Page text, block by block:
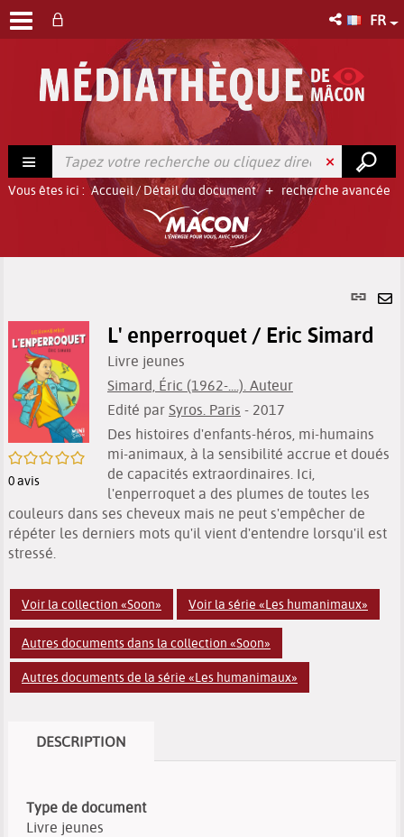
FR
recherche avancée
Vous êtes ici : Accueil/ Détail du document
Lien
/5
0avis
L' enperroquet / Eric Simard
Livre jeunes
Simard, Éric (1962-....). Auteur
Edité par Syros. Paris - 2017
Des histoires d'enfants-héros, mi-humains
mi-animaux, à la sensibilité accrue et doués
de capacités extraordinaires. Ici,
l'enperroquet a des plumes de toutes les
couleurs dans ses cheveux mais ne peut s'empêcher de
répéter les derniers mots qu'il vient d'entendre lorsqu'il est
stressé.
Voir la collection «Soon» Voir la série «Les humanimaux»
Autres documents dans la collection «Soon»
Autres documents de la série «Les humanimaux»
DESCRIPTION
Type de document
Livre jeunes